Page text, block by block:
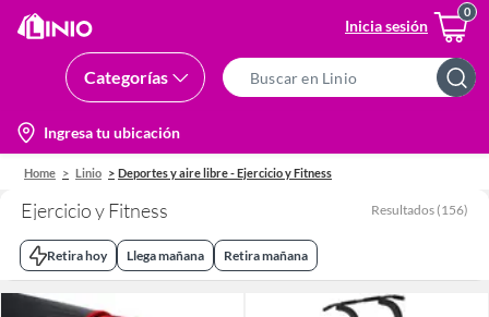
Inicia sesión
Categorías
Bar
location-
icon
Ingresa tu ubicación
Home Linio Deportes y aire libre - Ejercicio y Fitness
Ejercicio y Fitness Resultados (156)
Retira hoy Llega mañana Retira mañana